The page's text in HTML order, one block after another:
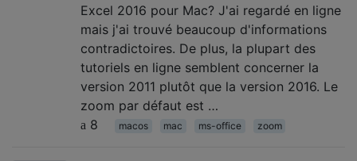
Excel 2016 pour Mac? J'ai regardé en ligne
mais j'ai trouvé beaucoup d'informations
contradictoires. De plus, la plupart des
tutoriels en ligne semblent concerner la
version 2011 plutôt que la version 2016. Le
zoom par défaut est …
8
macos mac ms-office zoom